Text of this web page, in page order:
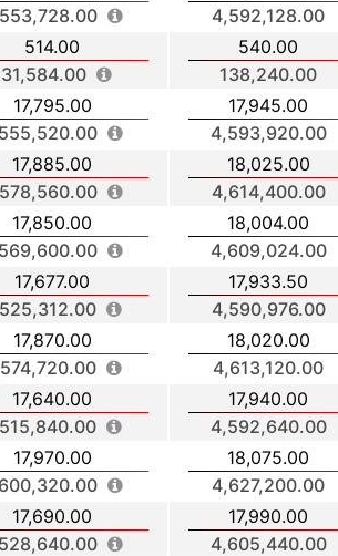
4,592,128.00
514.00
540.00
138,240.00
17,795.00
17,945.00
4,593,920.00
17,885.00
18,025.00
4,614,400.00
17,850.00
18,004.00
4,609,024.00
17,677.00
17,933.50
4,590,976.00
17,870.00
18,020.00
4,613,120.00
17,640.00
17,940.00
4,592,640.00
17,970.00
18,075.00
4,627,200.00
17,690.00
17,990.00
4,605,440.00